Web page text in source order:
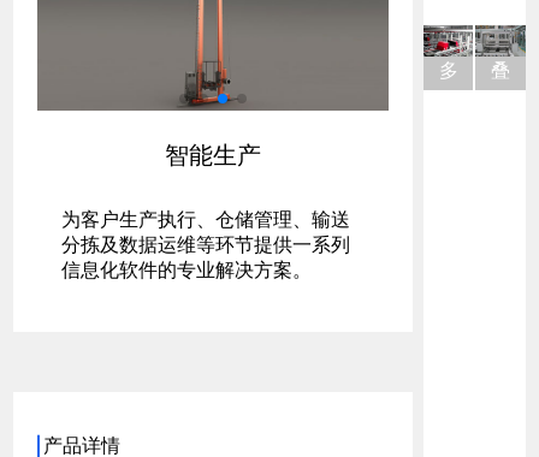
智能生产
为客户生产执行、仓储管理、输送
分拣及数据运维等环节提供一系列
信息化软件的专业解决方案。
产品详情
多
叠